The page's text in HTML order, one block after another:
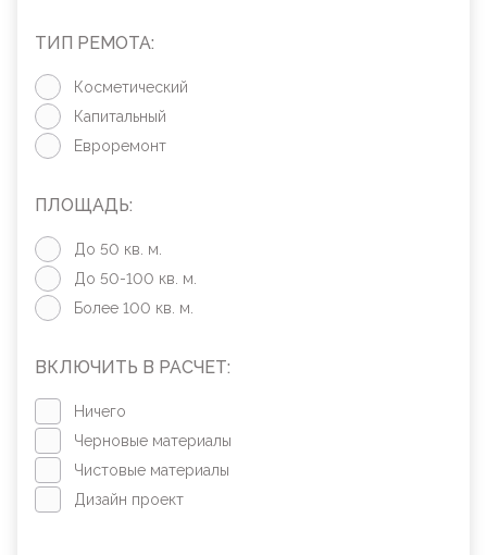
ТИП РЕМОТА:
Косметический
Капитальный
Евроремонт
ПЛОЩАДЬ:
До 50 кв. м.
До 50-100 кв. м.
Более 100 кв. м.
ВКЛЮЧИТЬ В РАСЧЕТ:
Ничего
Черновые материалы
Чистовые материалы
Дизайн проект